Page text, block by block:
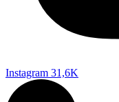
Instagram 31,6K